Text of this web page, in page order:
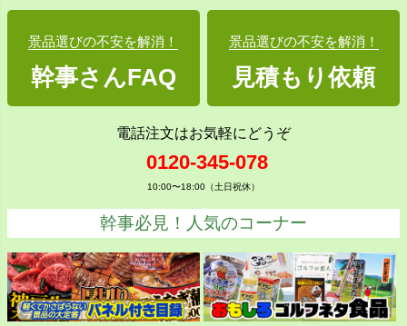
景品選びの不安を解消！
幹事さんFAQ
景品選びの不安を解消！
見積もり依頼
電話注文はお気軽にどうぞ
0120-345-078
10:00〜18:00（土日祝休）
幹事必見！人気のコーナー